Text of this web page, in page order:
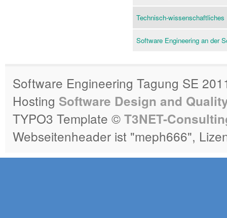
Technisch-wissenschaftliches
Software Engineering an der
Software Engineering Tagung SE
Hosting Software Design and
TYPO3 Template © T3NET-
Webseitenheader ist "meph666",